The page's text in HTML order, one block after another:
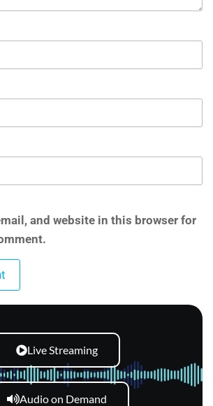
and website in this browser for
Live Streaming
Audio on Demand